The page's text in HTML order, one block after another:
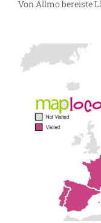
Von Allmo bereiste